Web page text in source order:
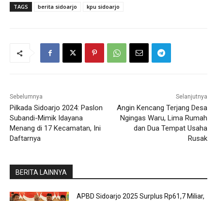
TAGS berita sidoarjo kpu sidoarjo
Sebelumnya
Pilkada Sidoarjo 2024: Paslon
Subandi-Mimik Idayana
Menang di 17 Kecamatan, Ini
Daftarnya
Selanjutnya
Angin Kencang Terjang Desa
Ngingas Waru, Lima Rumah
dan Dua Tempat Usaha
Rusak
BERITA LAINNYA
APBD Sidoarjo 2025 Surplus Rp61,7 Miliar,